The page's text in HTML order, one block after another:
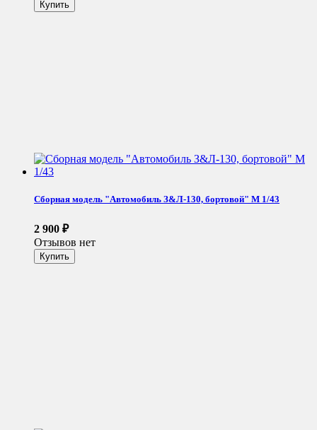
Сборная модель "Автомобиль З&Л-130, бортовой" М 1/43
2 900 ₽
Отзывов нет